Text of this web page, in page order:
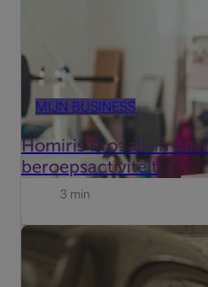
MIJN BUSINESS
Homiris Pro: all-in
beroepsactiviteit
3 min
Of u nu werkt als
of een vrij beroep uitoefent,
pijler in uw bedrijf. Een